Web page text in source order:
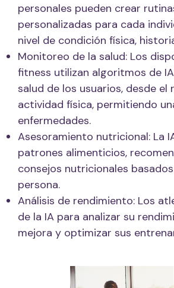
personales pueden crear
personalizadas para cada
nivel de condición física,
Monitoreo de la salud: Los
fitness utilizan algoritmos de
salud de los usuarios, desde
actividad física, permitiendo
enfermedades.
Asesoramiento nutricional: La
patrones alimenticios,
consejos nutricionales
persona.
Análisis de rendimiento: Los
de la IA para analizar su
mejora y optimizar sus